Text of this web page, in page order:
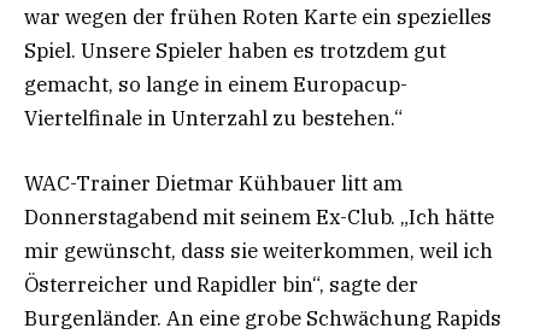
war wegen der frühen Roten Karte ein spezielles
Spiel. Unsere Spieler haben es trotzdem gut
gemacht, so lange in einem Europacup-
Viertelfinale in Unterzahl zu bestehen.“
WAC-Trainer Dietmar Kühbauer litt am
Donnerstagabend mit seinem Ex-Club. „Ich hätte
mir gewünscht, dass sie weiterkommen, weil ich
Österreicher und Rapidler bin“, sagte der
Burgenländer. An eine grobe Schwächung Rapids